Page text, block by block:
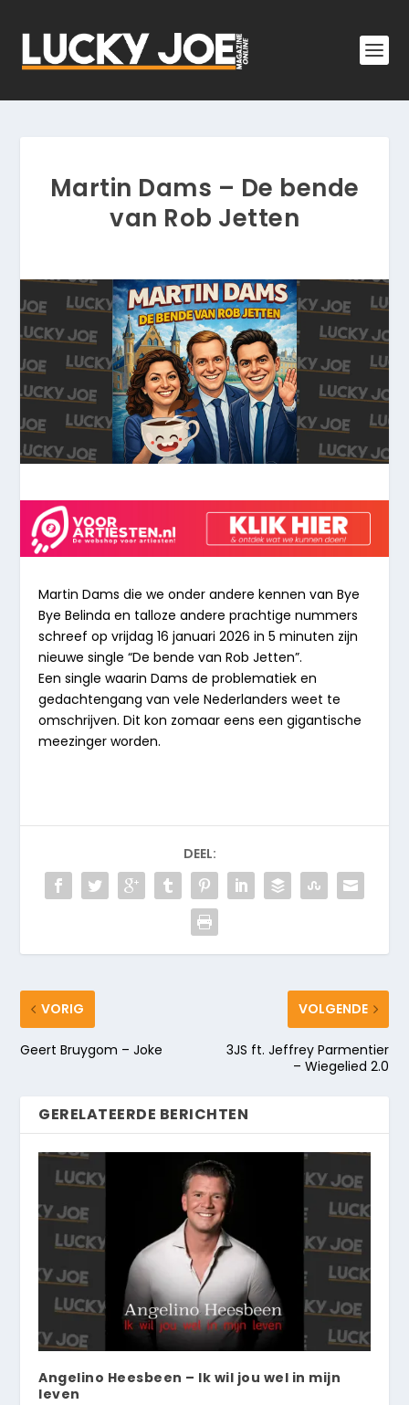
Martin Dams – De bende
van Rob Jetten
Martin Dams die we onder andere kennen van Bye
Bye Belinda en talloze andere prachtige nummers
schreef op vrijdag 16 januari 2026 in 5 minuten zijn
nieuwe single “De bende van Rob Jetten”.
Een single waarin Dams de problematiek en
gedachtengang van vele Nederlanders weet te
omschrijven. Dit kon zomaar eens een gigantische
meezinger worden.
DEEL:
VORIG
Geert Bruygom – Joke
VOLGENDE
3JS ft. Jeffrey Parmentier
– Wiegelied 2.0
GERELATEERDE BERICHTEN
Angelino Heesbeen – Ik wil jou wel in mijn
leven